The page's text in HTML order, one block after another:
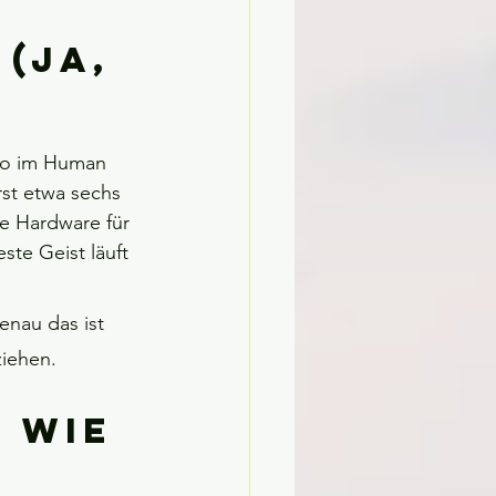
(ja,
im Human
etwa sechs
Hardware für
Geist läuft
das ist